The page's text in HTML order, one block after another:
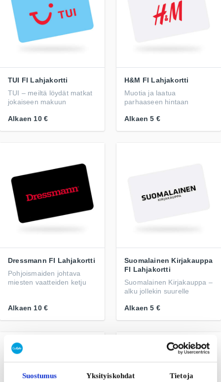
Suostumus Yksityiskohdat Tietoja
TUI FI Lahjakortti
TUI – meiltä löydät matkat
jokaiseen makuun
Alkaen 10 €
H&M FI Lahjakortti
Muotia ja laatua
parhaaseen hintaan
Alkaen 5 €
Dressmann FI Lahjakortti
Pohjoismaiden johtava
miesten vaatteiden ketju
Alkaen 10 €
Suomalainen Kirjakauppa
FI Lahjakortti
Suomalainen Kirjakauppa –
alku jollekin suurelle
Alkaen 5 €